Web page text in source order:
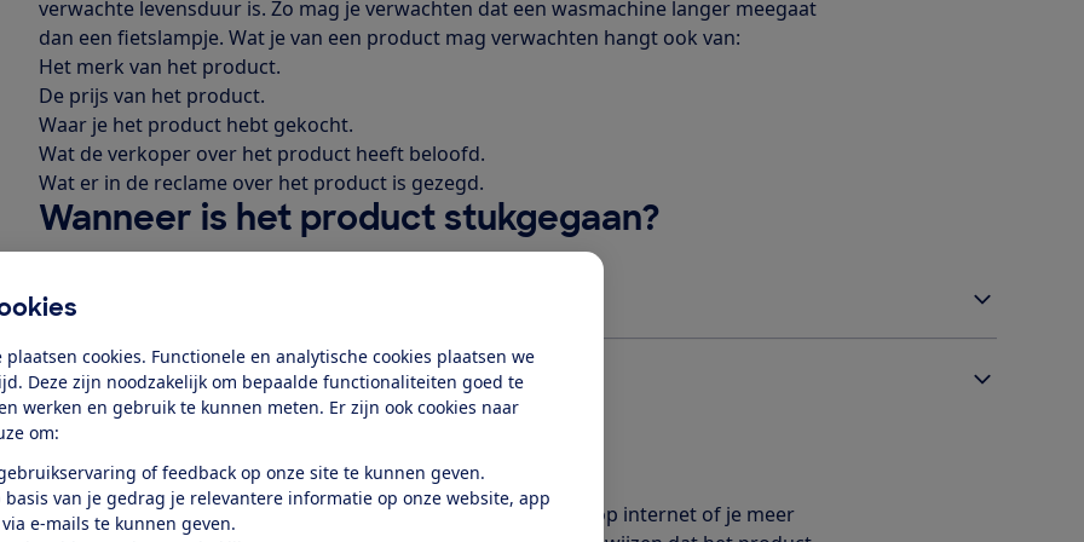
plaatsen cookies. Functionele en analytische cookies plaatsen we
Deze zijn noodzakelijk om bepaalde functionaliteiten goed te
werken en gebruik te kunnen meten. Er zijn ook cookies naar
om:
of feedback op onze site te kunnen geven.
basis van je gedrag je relevantere informatie op onze website, app
e-mails te kunnen geven.
verwachte levensduur is. Zo mag je verwachten dat een wasmachine langer meegaat
dan een fietslampje. Wat je van een product mag verwachten hangt ook van:
Het merk van het product.
De prijs van het product.
Waar je het product hebt gekocht.
Wat de verkoper over het product heeft beloofd.
Wat er in de reclame over het product is gezegd.
Wanneer is het product stukgegaan?
Stuk binnen 1 jaar
Stuk na 1 jaar of langer
Bewijs zoeken
Zoek je bewijs dat het probleem bij het product zelf ligt? Kijk op internet of je meer